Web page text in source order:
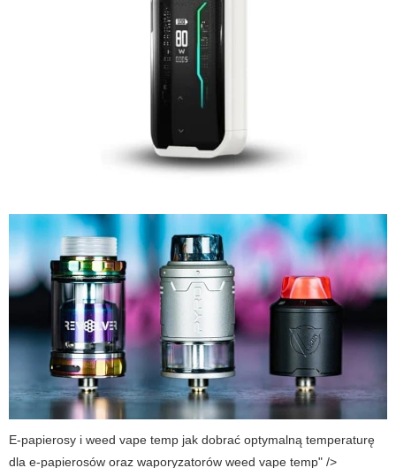
E-papierosy i weed vape temp jak dobrać optymalną temperaturę
dla e-papierosów oraz waporyzatorów weed vape temp" />